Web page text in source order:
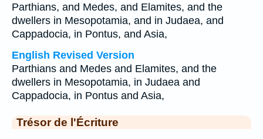
Parthians, and Medes, and Elamites, and the
dwellers in Mesopotamia, and in Judaea, and
Cappadocia, in Pontus, and Asia,
English Revised Version
Parthians and Medes and Elamites, and the
dwellers in Mesopotamia, in Judaea and
Cappadocia, in Pontus and Asia,
Trésor de l'Écriture